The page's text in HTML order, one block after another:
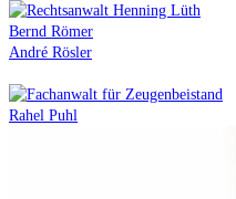
Bernd Römer
André Rösler
Rahel Puhl